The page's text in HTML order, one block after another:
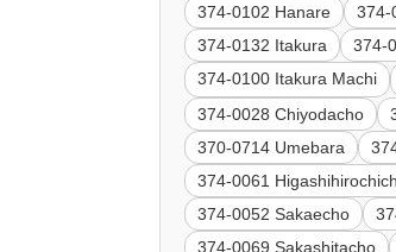
374-0102 Hanare
374-
374-0132 Itakura
374-
374-0100 Itakura Machi
374-0028 Chiyodacho
370-0714 Umebara
374-0061
374-0052 Sakaecho
374-0069 Sakashitacho